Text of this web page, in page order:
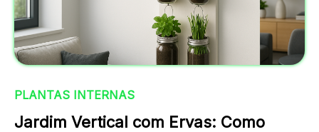
PLANTAS INTERNAS
Jardim Vertical com Ervas: Como